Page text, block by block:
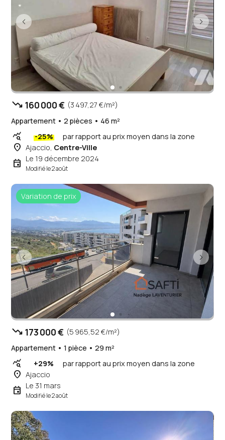
trending_down 160 000 € (3 497,27 €/m²)
Appartement • 2 pièces • 46 m²
query_stats -25% par rapport au prix moyen dans la zone
place Ajaccio, Centre-Ville
event Le 19 décembre 2024
Modifié le 2 août
Variation de prix
trending_down 173 000 € (5 965,52 €/m²)
Appartement • 1 pièce • 29 m²
query_stats +29% par rapport au prix moyen dans la zone
place Ajaccio
event Le 31 mars
Modifié le 2 août